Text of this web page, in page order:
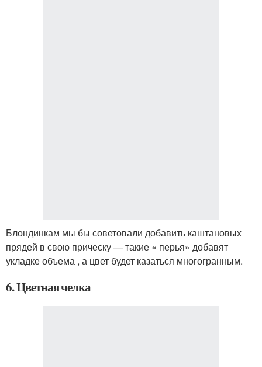
Блондинкам мы бы советовали добавить каштановых
прядей в свою прическу — такие « перья» добавят
укладке объема , а цвет будет казаться многогранным.
6. Цветная челка